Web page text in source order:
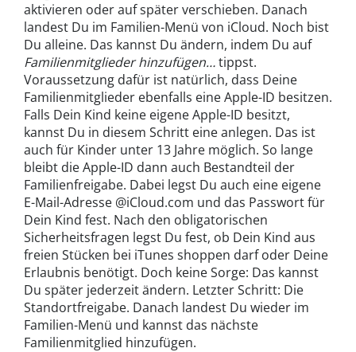
aktivieren oder auf später verschieben. Danach
landest Du im Familien-Menü von iCloud. Noch bist
Du alleine. Das kannst Du ändern, indem Du auf
Familienmitglieder hinzufügen…tippst.
Voraussetzung dafür ist natürlich, dass Deine
Familienmitglieder ebenfalls eine Apple-ID besitzen.
Falls Dein Kind keine eigene Apple-ID besitzt,
kannst Du in diesem Schritt eine anlegen. Das ist
auch für Kinder unter 13 Jahre möglich. So lange
bleibt die Apple-ID dann auch Bestandteil der
Familienfreigabe. Dabei legst Du auch eine eigene
E-Mail-Adresse @iCloud.com und das Passwort für
Dein Kind fest. Nach den obligatorischen
Sicherheitsfragen legst Du fest, ob Dein Kind aus
freien Stücken bei iTunes shoppen darf oder Deine
Erlaubnis benötigt. Doch keine Sorge: Das kannst
Du später jederzeit ändern. Letzter Schritt: Die
Standortfreigabe. Danach landest Du wieder im
Familien-Menü und kannst das nächste
Familienmitglied hinzufügen.